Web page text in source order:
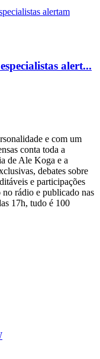
alert...
e com um
conta toda a
de Ale Koga e a
debates sobre
e participações
rádio e publicado nas
17h, tudo é 100